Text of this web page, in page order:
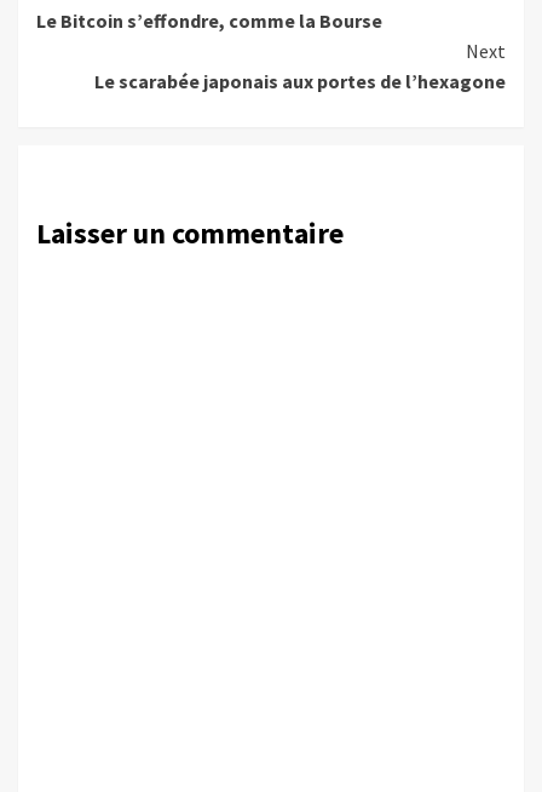
Reading
Le Bitcoin s’effondre, comme la Bourse
Next
Le scarabée japonais aux portes de l’hexagone
Laisser un commentaire